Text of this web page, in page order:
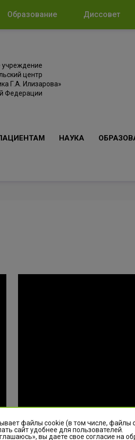
Образование Диссовет
учреждение
центр
Г.А. Илизарова»
Федерации
НАУКА
файлы cookie (в том числе, файлы
сайт удобнее для пользователей.
вы даете свое согласие на